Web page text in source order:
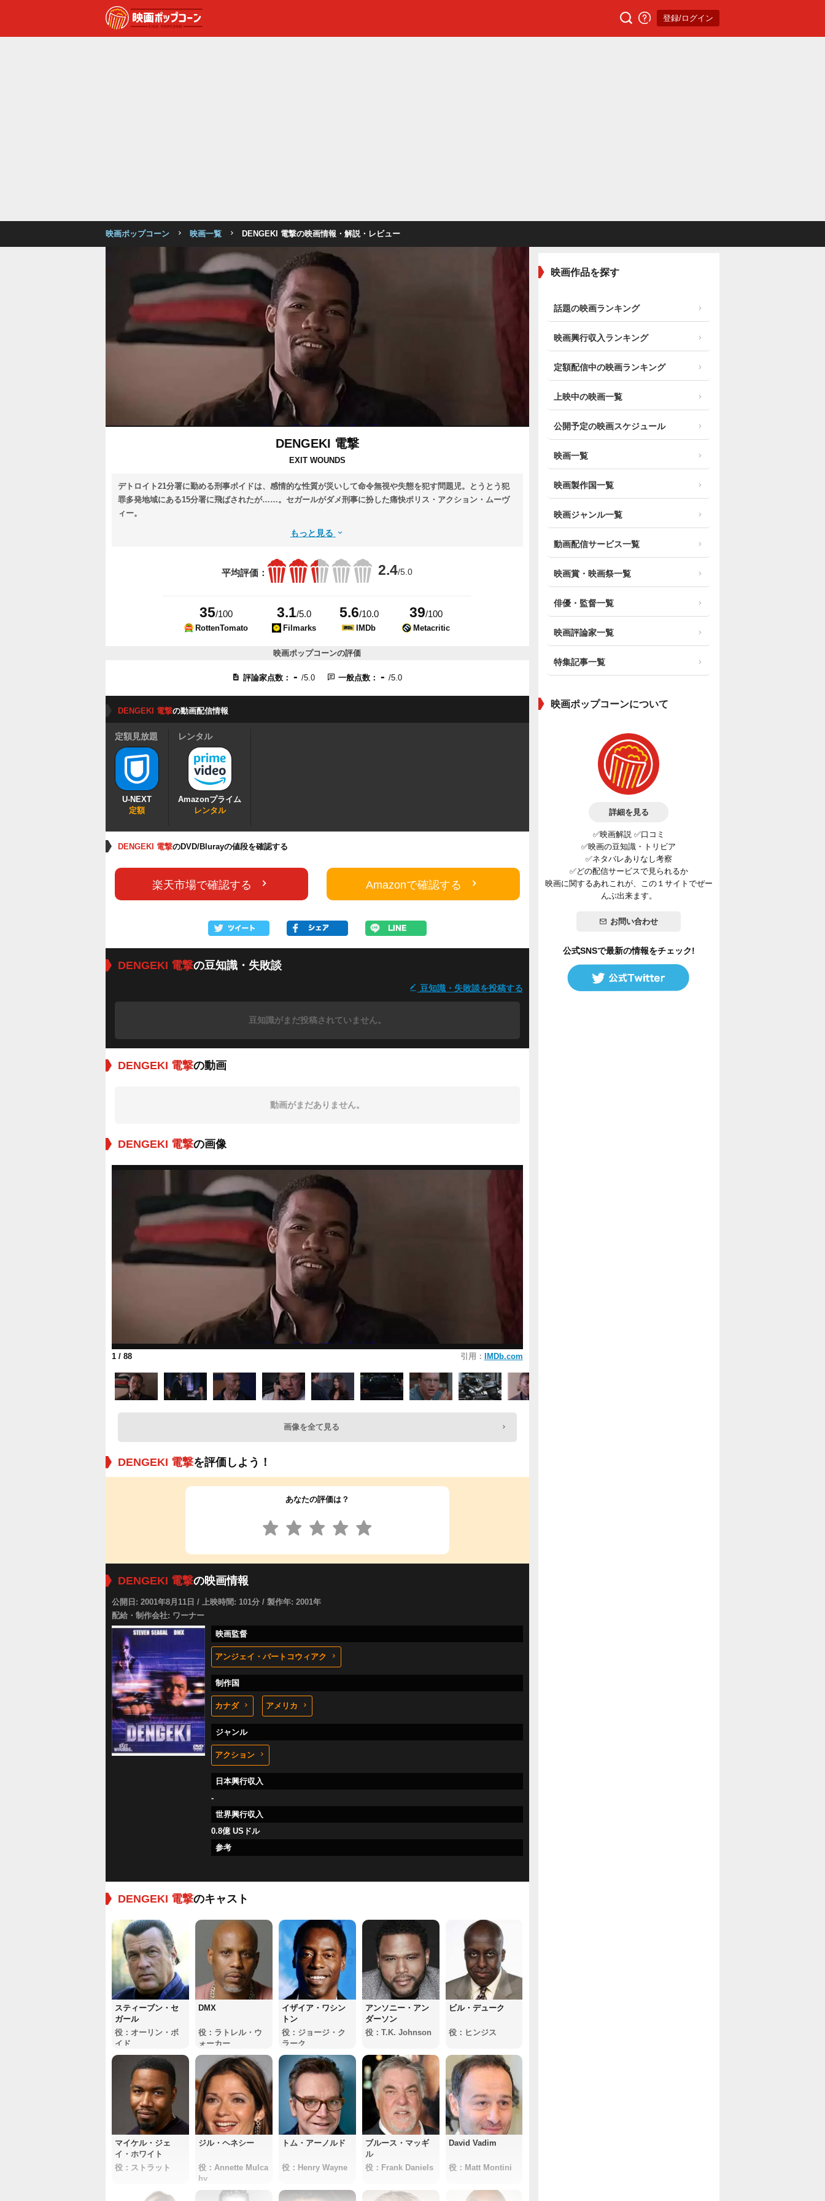
登録/ログイン
映画ポップコーン 映画一覧 DENGEKI 電撃の映画情報・解説・レビュー
DENGEKI 電撃
EXIT WOUNDS
デトロイト21分署に勤める刑事ボイドは、感情的な性質が災いして命令無視や失態を犯す問題児。とうとう犯
罪多発地域にある15分署に飛ばされたが……。セガールがダメ刑事に扮した痛快ポリス・アクション・ムーヴ
ィー。
もっと見る
平均評価： 2.4/5.0
35/100
RottenTomato
3.1/5.0
Filmarks
5.6/10.0
IMDb
39/100
Metacritic
映画ポップコーンの評価
評論家点数： -/5.0 一般点数： -/5.0
DENGEKI 電撃の動画配信情報
定額見放題
U-NEXT
定額
レンタル
Amazonプライム
レンタル
DENGEKI 電撃のDVD/Blurayの値段を確認する
楽天市場で確認する Amazonで確認する
DENGEKI 電撃の豆知識・失敗談
豆知識・失敗談を投稿する
豆知識がまだ投稿されていません。
DENGEKI 電撃の動画
動画がまだありません。
DENGEKI 電撃の画像
1 / 88 引用： IMDb.com
画像を全て見る
DENGEKI 電撃を評価しよう！
あなたの評価は？
DENGEKI 電撃の映画情報
公開日: 2001年8月11日 / 上映時間: 101分 / 製作年: 2001年
配給・制作会社: ワーナー
映画監督
アンジェイ・バートコウィアク
制作国
カナダ アメリカ
ジャンル
アクション
日本興行収入
-
世界興行収入
0.8億 USドル
参考
DENGEKI 電撃のキャスト
スティーブン・セ
ガール
役：オーリン・ボ
イド
DMX
役：ラトレル・ウ
ォーカー
イザイア・ワシン
トン
役：ジョージ・ク
ラーク
アンソニー・アン
ダーソン
役：T.K. Johnson
ビル・デューク
役：ヒンジス
マイケル・ジェ
イ・ホワイト
役：ストラット
ジル・ヘネシー
役：Annette Mulca
hy
トム・アーノルド
役：Henry Wayne
ブルース・マッギ
ル
役：Frank Daniels
David Vadim
役：Matt Montini
映画作品を探す
話題の映画ランキング
映画興行収入ランキング
定額配信中の映画ランキング
上映中の映画一覧
公開予定の映画スケジュール
映画一覧
映画製作国一覧
映画ジャンル一覧
動画配信サービス一覧
映画賞・映画祭一覧
俳優・監督一覧
映画評論家一覧
特集記事一覧
映画ポップコーンについて
詳細を見る
✅映画解説 ✅口コミ
✅映画の豆知識・トリビア
✅ネタバレありなし考察
✅どの配信サービスで見られるか
映画に関するあれこれが、この１サイトでぜー
んぶ出来ます。
お問い合わせ
公式SNSで最新の情報をチェック!